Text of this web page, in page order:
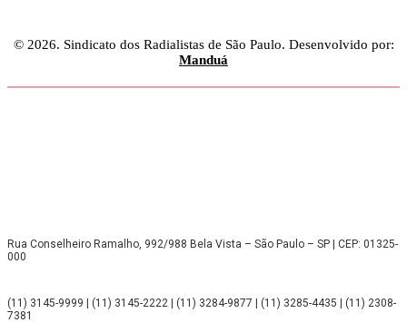
© 2026. Sindicato dos Radialistas de São Paulo. Desenvolvido por:
Manduá
Rua Conselheiro Ramalho, 992/988 Bela Vista – São Paulo – SP | CEP: 01325-
000
(11) 3145-9999 | (11) 3145-2222 | (11) 3284-9877 | (11) 3285-4435 | (11) 2308-
7381